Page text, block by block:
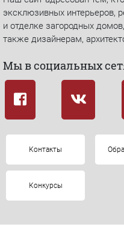
эксклюзивных интерьеров,
и отделке загородных
также дизайнерам,
Мы в социальных
Контакты
Конкурсы